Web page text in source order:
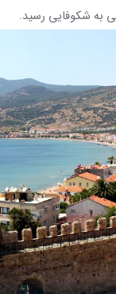
به شکوفایی رسید.